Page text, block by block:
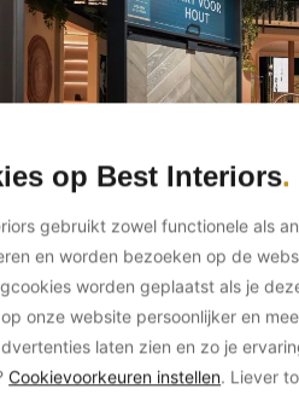
op Best Interiors
gebruikt zowel functionele als
en worden bezoeken op de
worden geplaatst als je
onze website persoonlijker en
laten zien en zo je
Cookievoorkeuren instellen. Liever